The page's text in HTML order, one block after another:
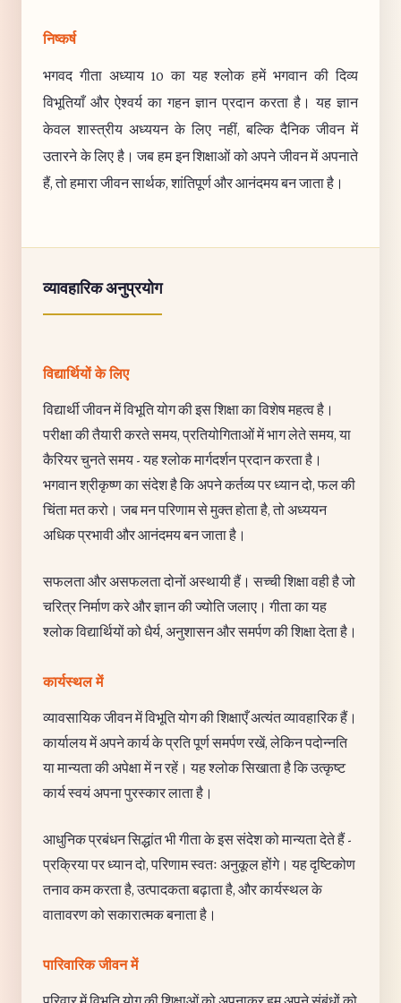
निष्कर्ष
भगवद गीता अध्याय 10 का यह श्लोक हमें भगवान की दिव्य
विभूतियाँ और ऐश्वर्य का गहन ज्ञान प्रदान करता है। यह ज्ञान
केवल शास्त्रीय अध्ययन के लिए नहीं, बल्कि दैनिक जीवन में
उतारने के लिए है। जब हम इन शिक्षाओं को अपने जीवन में अपनाते
हैं, तो हमारा जीवन सार्थक, शांतिपूर्ण और आनंदमय बन जाता है।
व्यावहारिक अनुप्रयोग
विद्यार्थियों के लिए
विद्यार्थी जीवन में विभूति योग की इस शिक्षा का विशेष महत्व है।
परीक्षा की तैयारी करते समय, प्रतियोगिताओं में भाग लेते समय, या
कैरियर चुनते समय - यह श्लोक मार्गदर्शन प्रदान करता है।
भगवान श्रीकृष्ण का संदेश है कि अपने कर्तव्य पर ध्यान दो, फल की
चिंता मत करो। जब मन परिणाम से मुक्त होता है, तो अध्ययन
अधिक प्रभावी और आनंदमय बन जाता है।
सफलता और असफलता दोनों अस्थायी हैं। सच्ची शिक्षा वही है जो
चरित्र निर्माण करे और ज्ञान की ज्योति जलाए। गीता का यह
श्लोक विद्यार्थियों को धैर्य, अनुशासन और समर्पण की शिक्षा देता है।
कार्यस्थल में
व्यावसायिक जीवन में विभूति योग की शिक्षाएँ अत्यंत व्यावहारिक हैं।
कार्यालय में अपने कार्य के प्रति पूर्ण समर्पण रखें, लेकिन पदोन्नति
या मान्यता की अपेक्षा में न रहें। यह श्लोक सिखाता है कि उत्कृष्ट
कार्य स्वयं अपना पुरस्कार लाता है।
आधुनिक प्रबंधन सिद्धांत भी गीता के इस संदेश को मान्यता देते हैं -
प्रक्रिया पर ध्यान दो, परिणाम स्वतः अनुकूल होंगे। यह दृष्टिकोण
तनाव कम करता है, उत्पादकता बढ़ाता है, और कार्यस्थल के
वातावरण को सकारात्मक बनाता है।
पारिवारिक जीवन में